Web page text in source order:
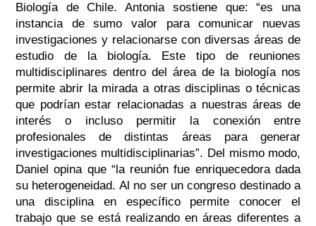
Biología de Chile. Antonia sostiene que: “es una
instancia de sumo valor para comunicar nuevas
investigaciones y relacionarse con diversas áreas de
estudio de la biología. Este tipo de reuniones
multidisciplinares dentro del área de la biología nos
permite abrir la mirada a otras disciplinas o técnicas
que podrían estar relacionadas a nuestras áreas de
interés o incluso permitir la conexión entre
profesionales de distintas áreas para generar
investigaciones multidisciplinarias”. Del mismo modo,
Daniel opina que “la reunión fue enriquecedora dada
su heterogeneidad. Al no ser un congreso destinado a
una disciplina en específico permite conocer el
trabajo que se está realizando en áreas diferentes a